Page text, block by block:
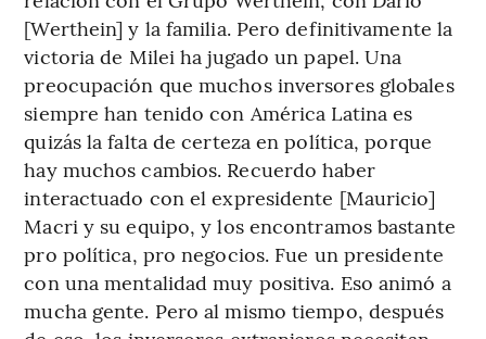
[Werthein] y la familia. Pero definitivamente la
victoria de Milei ha jugado un papel. Una
preocupación que muchos inversores globales
siempre han tenido con América Latina es
quizás la falta de certeza en política, porque
hay muchos cambios. Recuerdo haber
interactuado con el expresidente [Mauricio]
Macri y su equipo, y los encontramos bastante
pro política, pro negocios. Fue un presidente
con una mentalidad muy positiva. Eso animó a
mucha gente. Pero al mismo tiempo, después